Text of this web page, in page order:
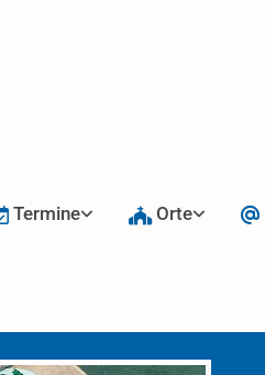
Termine Orte